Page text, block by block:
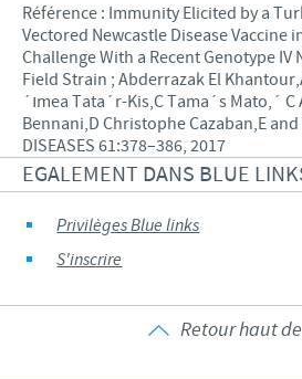
Référence : Immunity Elicited by a
Vectored Newcastle Disease Vaccine
Challenge With a Recent Genotype IV
Field Strain ; Abderrazak El
´ımea Tata´r-Kis,C Tama´s Mato,´ C
Bennani,D Christophe Cazaban,E and
DISEASES 61:378–386, 2017
EGALEMENT DANS BLUE
Privilèges Blue links
S'inscrire
Retour haut